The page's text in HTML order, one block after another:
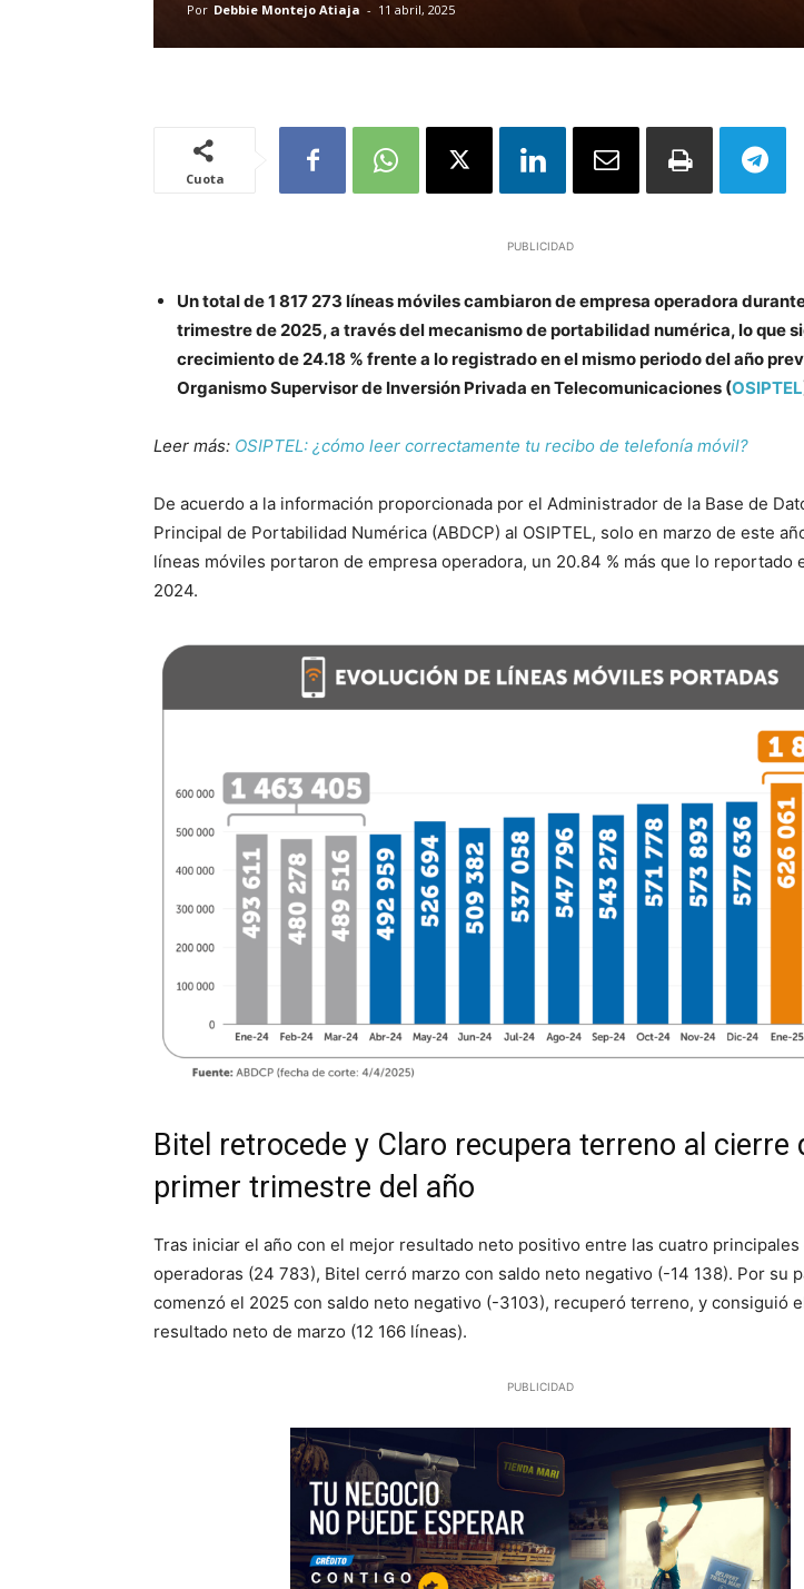
Por Debbie Montejo Atiaja - 11 abril, 2025
Cuota
PUBLICIDAD
Un total de 1 817 273 líneas móviles cambiaron de empresa operadora
trimestre de 2025, a través del mecanismo de portabilidad numérica, lo que
crecimiento de 24.18 % frente a lo registrado en el mismo periodo del año
Organismo Supervisor de Inversión Privada en Telecomunicaciones (OSIPTEL
Leer más: OSIPTEL: ¿cómo leer correctamente tu recibo de telefonía móvil?
De acuerdo a la información proporcionada por el Administrador de la Base de
Principal de Portabilidad Numérica (ABDCP) al OSIPTEL, solo en marzo de este
líneas móviles portaron de empresa operadora, un 20.84 % más que lo reportado
2024.
Bitel retrocede y Claro recupera terreno al cierre
primer trimestre del año
Tras iniciar el año con el mejor resultado neto positivo entre las cuatro principales
operadoras (24 783), Bitel cerró marzo con saldo neto negativo (-14 138). Por su
comenzó el 2025 con saldo neto negativo (-3103), recuperó terreno, y consiguió
resultado neto de marzo (12 166 líneas).
PUBLICIDAD